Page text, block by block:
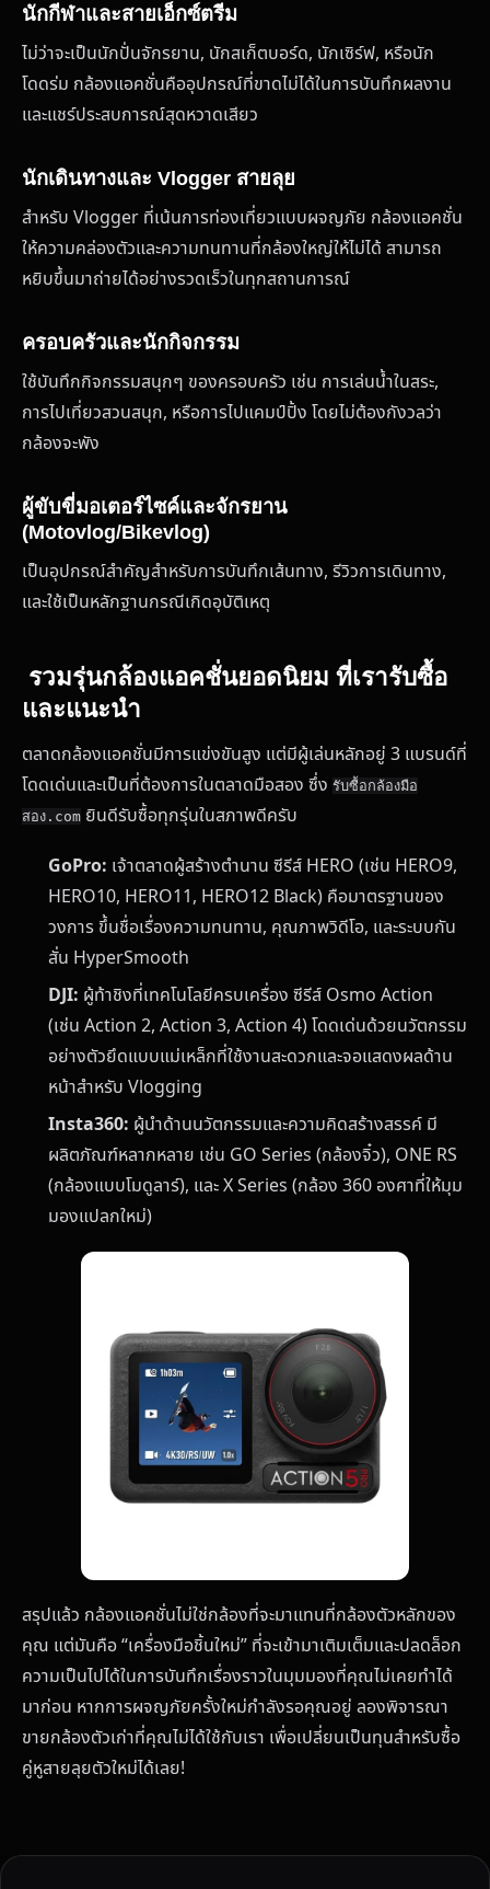
นักกีฬาและสายเอ็กซ์ตรีม
ไม่ว่าจะเป็นนักปั่นจักรยาน, นักสเก็ตบอร์ด, นักเซิร์ฟ, หรือนัก
โดดร่ม กล้องแอคชั่นคืออุปกรณ์ที่ขาดไม่ได้ในการบันทึกผลงาน
และแชร์ประสบการณ์สุดหวาดเสียว
นักเดินทางและ Vlogger สายลุย
สำหรับ Vlogger ที่เน้นการท่องเที่ยวแบบผจญภัย กล้องแอคชั่น
ให้ความคล่องตัวและความทนทานที่กล้องใหญ่ให้ไม่ได้ สามารถ
หยิบขึ้นมาถ่ายได้อย่างรวดเร็วในทุกสถานการณ์
ครอบครัวและนักกิจกรรม
ใช้บันทึกกิจกรรมสนุกๆ ของครอบครัว เช่น การเล่นน้ำในสระ,
การไปเที่ยวสวนสนุก, หรือการไปแคมป์ปิ้ง โดยไม่ต้องกังวลว่า
กล้องจะพัง
ผู้ขับขี่มอเตอร์ไซค์และจักรยาน
(Motovlog/Bikevlog)
เป็นอุปกรณ์สำคัญสำหรับการบันทึกเส้นทาง, รีวิวการเดินทาง,
และใช้เป็นหลักฐานกรณีเกิดอุบัติเหตุ
รวมรุ่นกล้องแอคชั่นยอดนิยม ที่เรารับซื้อ
และแนะนำ
ตลาดกล้องแอคชั่นมีการแข่งขันสูง แต่มีผู้เล่นหลักอยู่ 3 แบรนด์ที่
โดดเด่นและเป็นที่ต้องการในตลาดมือสอง ซึ่ง รับซื้อกล้องมือ
สอง.com ยินดีรับซื้อทุกรุ่นในสภาพดีครับ
GoPro: เจ้าตลาดผู้สร้างตำนาน ซีรีส์ HERO (เช่น HERO9,
HERO10, HERO11, HERO12 Black) คือมาตรฐานของ
วงการ ขึ้นชื่อเรื่องความทนทาน, คุณภาพวิดีโอ, และระบบกัน
สั่น HyperSmooth
DJI: ผู้ท้าชิงที่เทคโนโลยีครบเครื่อง ซีรีส์ Osmo Action
(เช่น Action 2, Action 3, Action 4) โดดเด่นด้วยนวัตกรรม
อย่างตัวยึดแบบแม่เหล็กที่ใช้งานสะดวกและจอแสดงผลด้าน
หน้าสำหรับ Vlogging
Insta360: ผู้นำด้านนวัตกรรมและความคิดสร้างสรรค์ มี
ผลิตภัณฑ์หลากหลาย เช่น GO Series (กล้องจิ๋ว), ONE RS
(กล้องแบบโมดูลาร์), และ X Series (กล้อง 360 องศาที่ให้มุม
มองแปลกใหม่)
สรุปแล้ว กล้องแอคชั่นไม่ใช่กล้องที่จะมาแทนที่กล้องตัวหลักของ
คุณ แต่มันคือ “เครื่องมือชิ้นใหม่” ที่จะเข้ามาเติมเต็มและปลดล็อก
ความเป็นไปได้ในการบันทึกเรื่องราวในมุมมองที่คุณไม่เคยทำได้
มาก่อน หากการผจญภัยครั้งใหม่กำลังรอคุณอยู่ ลองพิจารณา
ขายกล้องตัวเก่าที่คุณไม่ได้ใช้กับเรา เพื่อเปลี่ยนเป็นทุนสำหรับซื้อ
คู่หูสายลุยตัวใหม่ได้เลย!